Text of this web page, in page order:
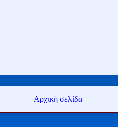
Αρχική σελίδα